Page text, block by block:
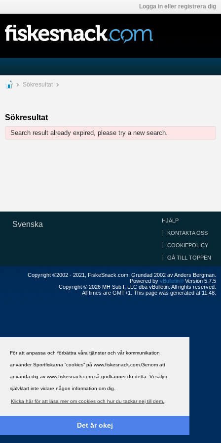
För att anpassa och förbättra våra tjänster och vår kommunikation
använder Sportfiskarna ”cookies” på www.fiskesnack.com.Genom att
använda dig av www.fiskesnack.com så godkänner du detta. Vi säljer
självklart inte vidare någon information om dig.
Klicka här för att läsa mer om cookies och hur du tackar nej till dem.
Det är okej
Logga in eller registrera dig
Sökresultat
Sökresultat
Search result already expired, please try a new search.
Svenska HJÄLP
KONTAKTA OSS
COOKIEPOLICY
GÅ TILL TOPPEN
Copyright ©2002 - 2021, FiskeSnack.com. Grundad 2002 av Anders Bergman.
Powered by vBulletin® Version 5.7.5
Copyright © 2026 MH Sub I, LLC dba vBulletin. All rights reserved.
All times are GMT+1. This page was generated at 11:48.